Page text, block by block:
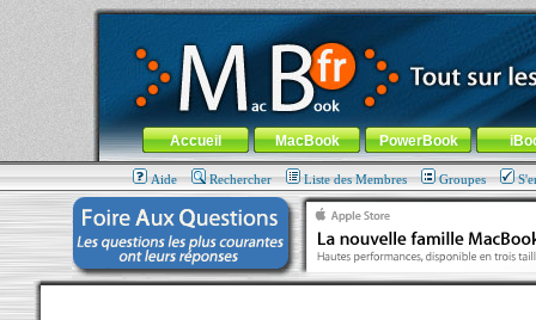
MacBook-fr.com : 100% Apple... 100% nomade !
Aller au contenu-Aller au menu général-Aller au menu de
Menu général
Accueil MacBook PowerBook
Aide Rechercher Liste des Membres Groupes